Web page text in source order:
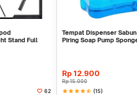
Stand Full
62
Tempat Dispenser
Piring Soap Pump
Rp 12.900
Rp15.000
starstarstarstarstar_half (15)